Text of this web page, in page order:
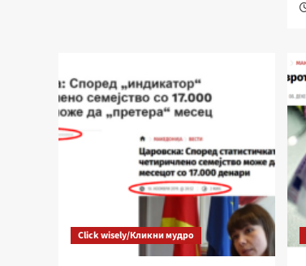
Click wisely/Кликни мудро